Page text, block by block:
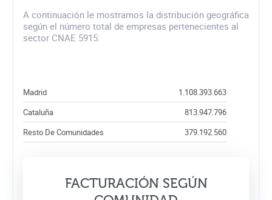
A continuación le mostramos la distribución geográfica
según el número total de empresas pertenecientes al
sector CNAE 5915:
Madrid
1.108.393.663
Cataluña
813.947.796
Resto De Comunidades
379.192.560
FACTURACIÓN SEGÚN